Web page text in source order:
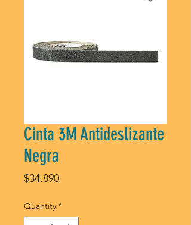
Cinta 3M Antideslizante
Negra
$34.890Price
Quantity *